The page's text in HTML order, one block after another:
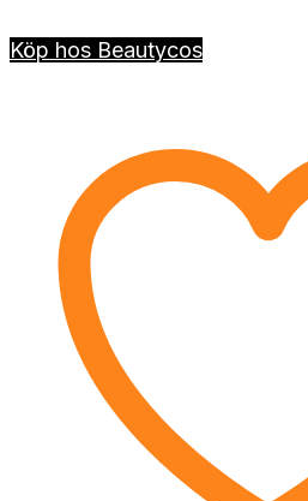
Köp hos Beautycos